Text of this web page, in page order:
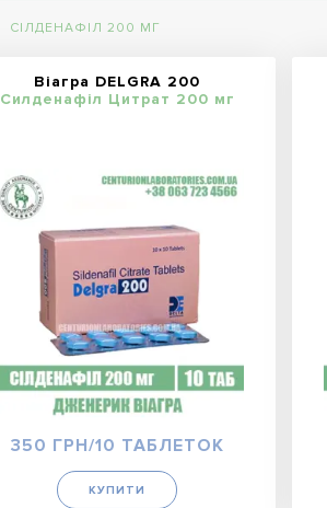
СІЛДЕНАФІЛ 200 МГ
Віагра DELGRA 200
Силденафіл Цитрат 200 мг
350 ГРН/10 ТАБЛЕТОК
КУПИТИ